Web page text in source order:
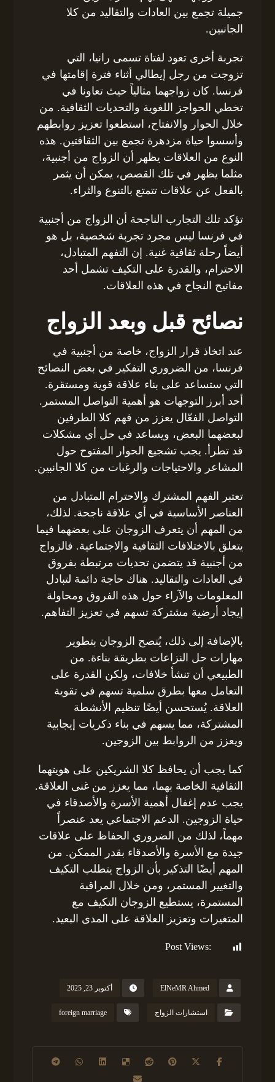
جميلة تجمع بين العادات والتقاليد من كلا
الجانبين.
تجربة أخرى تعود لفتاة تسمى رانيا، التي
تزوجت من رجل إيطالي أثناء فترة إقامتها في
فرنسا. كان زواجهما مثالياً حيث تعاونا في
تخطي الحواجز اللغوية والتحديات الثقافية. من
خلال الحوار والانفتاح، استطعوا تعزيز روابطهم
وأسسوا حياة مزدهرة تجمع بين الثقافتين. هذه
النوع من العلاقات يظهر أن الزواج من أجنبية،
مثلما يظهر في تلك القصص، يمكن أن يثمر
بالفعل عن علاقات تتمتع بالتنوع والثراء.
تؤكد تلك التجارب الناجحة أن الزواج من أجنبية
في فرنسا ليس مجرد تجربة شخصية، بل هو
أيضاً رحلة ثقافية غنية. إن التفهم المتبادل،
الاحترام، والقدرة على التكيف تشمل أحد
مفاتيح النجاح في هذه العلاقات.
نصائح قبل وبعد الزواج
عند اتخاذ قرار الزواج، خاصة من أجنبية في
فرنسا، من الضروري التفكير في بعض النصائح
التي ستساعد على بناء علاقة قوية ومستقرة.
أحد أبرز التوجهات هو أهمية التواصل المستمر.
التواصل الفعّال يعزز من فهم كلا الطرفين
لبعضهما البعض، ويساعد في حل أي مشكلات
قد تطرأ. يجب تشجيع الحوار المفتوح حول
المشاعر والاحتياجات والرغبات من كلا الجانبين.
تعتبر الفهم المشترك والاحترام المتبادل من
العناصر الأساسية في أي علاقة ناجحة. لذلك،
من المهم أن يتعرف الزوجان على بعضهما فيما
يتعلق بالاختلافات الثقافية والاجتماعية. فالزواج
من أجنبية قد يتضمن تحديات مرتبطة بفروق
في العادات والتقاليد. هناك حاجة دائمة لتبادل
المعلومات والآراء حول هذه الفروق ومحاولة
إيجاد أرضية مشتركة تسهم في تعزيز التفاهم.
بالإضافة إلى ذلك، يُنصح الزوجان بتطوير
مهارات حل النزاعات بطريقة بناءة. من
الطبيعي أن تنشأ خلافات، ولكن القدرة على
التعامل معها بطرق سلمية تسهم في تقوية
العلاقة. يُستحسن أيضًا تنظيم الأنشطة
المشتركة، مما يسهم في بناء ذكريات إيجابية
ويعزز من الروابط بين الزوجين.
كما يجب أن يحافظ كلا الشريكين على هويتهما
الثقافية الخاصة بهما، مما يعزز من غنى العلاقة.
يجب عدم إغفال أهمية الأسرة والأصدقاء في
حياة الزوجين. الدعم الاجتماعي يعد عنصراً
مهماً، لذلك من الضروري الحفاظ على علاقات
جيدة مع الأسرة والأصدقاء بقدر الممكن. من
المهم أيضًا التذكير بأن الزواج يتطلب التكيف
والتغيير المستمر، ومن خلال المراقبة
المستمرة، يستطيع الزوجان التكيف مع
المتغيرات وتعزيز العلاقة على المدى البعيد.
Post Views:
ElNeMR Ahmed أكتوبر 23, 2025
استشارات الزواج foreign marriage